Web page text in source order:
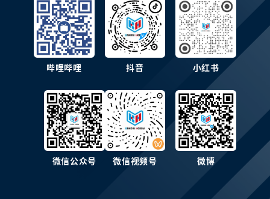
哔哩哔哩 抖音 小红书
微信公众号 微信视频号 微博